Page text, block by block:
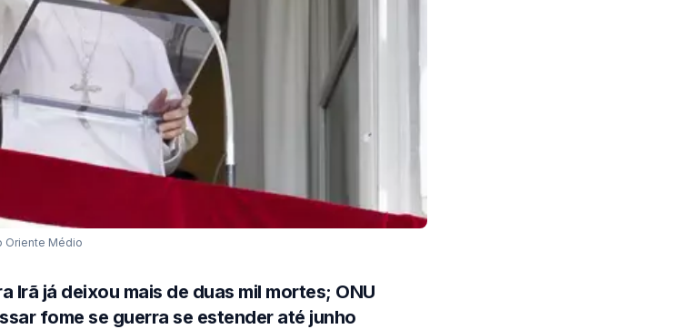
Oriente Médio
Irã já deixou mais de duas mil mortes; ONU
fome se guerra se estender até junho